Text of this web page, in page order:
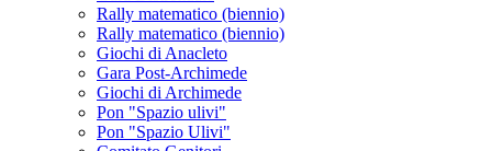
Rally matematico (biennio)
Rally matematico (biennio)
Giochi di Anacleto
Gara Post-Archimede
Giochi di Archimede
Pon "Spazio ulivi"
Pon "Spazio Ulivi"